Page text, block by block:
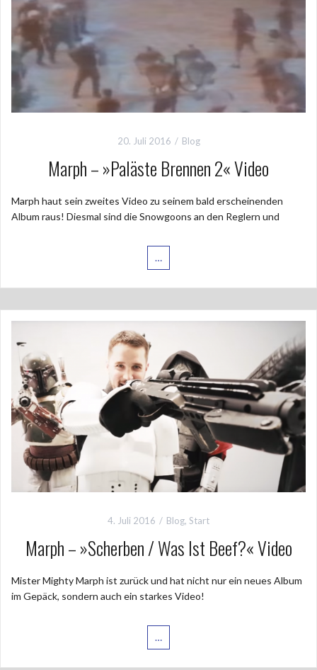
20. Juli 2016 Blog
Marph – »Paläste Brennen 2« Video
Marph haut sein zweites Video zu seinem bald erscheinenden
Album raus! Diesmal sind die Snowgoons an den Reglern und
…
4. Juli 2016 Blog, Start
Marph – »Scherben / Was Ist Beef?« Video
Mister Mighty Marph ist zurück und hat nicht nur ein neues Album
im Gepäck, sondern auch ein starkes Video!
…